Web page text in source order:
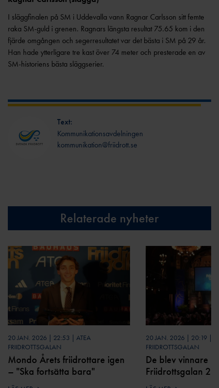
I släggfinalen på SM i Uddevalla vann Ragnar Carlsson sitt femte
raka SM-guld i grenen. Ragnars längsta resultat 75.65 kom i den
fjärde omgången och segerresultatet var det bästa i SM på 29 år.
Han hade ytterligare tre kast över 74 meter och presterade en av
SM-historiens bästa släggserier.
Text:
Kommunikationsavdelningen
kommunikation@friidrott.se
Relaterade nyheter
20 JAN. 2026 | 22:53 | ATEA
FRIIDROTTSGALAN
Mondo Årets friidrottare igen
– "Ska fortsätta bara"
20 JAN. 2026 | 20:19 |
FRIIDROTTSGALAN
De blev vinnare
Friidrottsgalan